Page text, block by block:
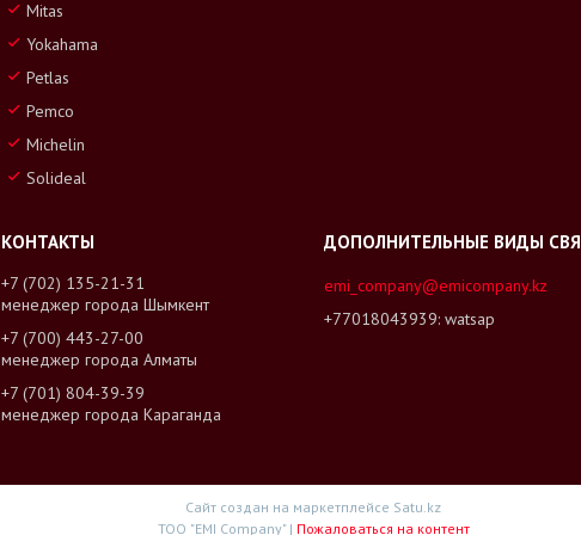
Mitas
Yokahama
Petlas
Pemco
Michelin
Solideal
+7 (702) 135-21-31
менеджер города Шымкент
+7 (700) 443-27-00
менеджер города Алматы
+7 (701) 804-39-39
менеджер города Караганда
emi_company@emicompany.kz
+77018043939 watsap
Сайт создан на маркетплейсе Satu.kz
ТОО "EMI Company" | Пожаловаться на контент